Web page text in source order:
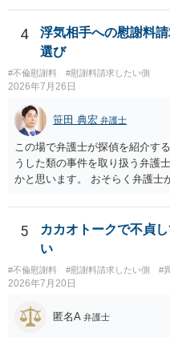
す。
るパターンはありえるものの、
明確にいえないような案件にお
はないかと推察します。
4
浮気相手への慰謝料
選び
#不倫慰謝料 #慰謝料請求したい側
2026年7月26日
笹田 典宏 弁護士
この場で弁護士が探偵を紹介す
うした類の事件を取り扱う弁護
かと思います。 おそらく弁護士
めします。
5
カカオトークで不貞
い
#不倫慰謝料 #慰謝料請求したい側 #
2026年7月20日
匿名A 弁護士